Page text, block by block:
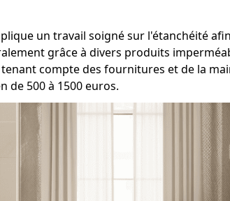
un travail soigné sur l'étanchéité
grâce à divers produits
compte des fournitures et de la
500 à 1500 euros.